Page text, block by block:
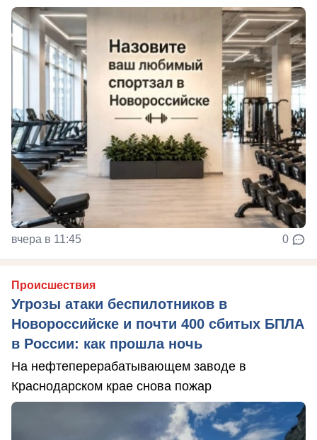
вчера в 11:45 0
Происшествия
Угрозы атаки беспилотников в
Новороссийске и почти 400 сбитых БПЛА
в России: как прошла ночь
На нефтеперерабатывающем заводе в
Краснодарском крае снова пожар